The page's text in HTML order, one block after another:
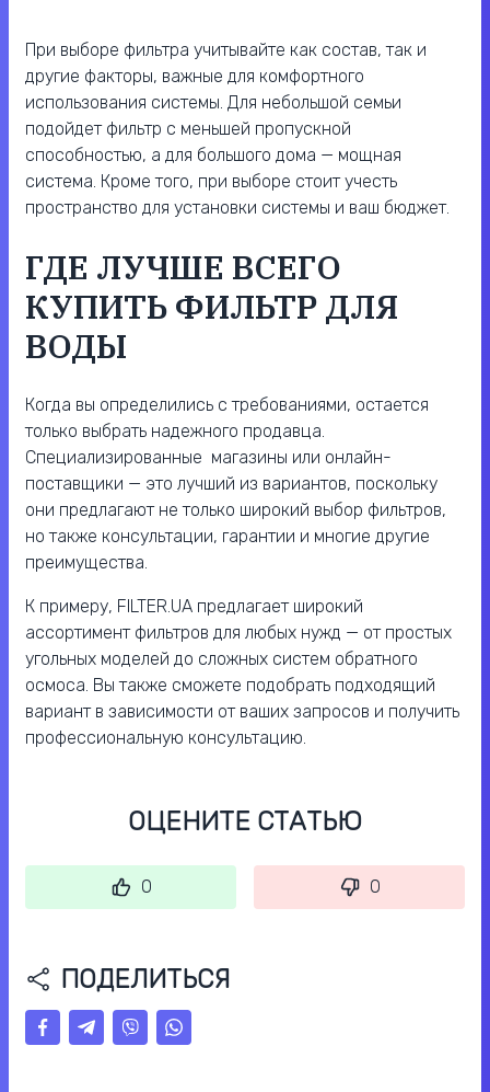
При выборе фильтра учитывайте как состав, так и
другие факторы, важные для комфортного
использования системы. Для небольшой семьи
подойдет фильтр с меньшей пропускной
способностью, а для большого дома — мощная
система. Кроме того, при выборе стоит учесть
пространство для установки системы и ваш бюджет.
ГДЕ ЛУЧШЕ ВСЕГО
КУПИТЬ ФИЛЬТР ДЛЯ
ВОДЫ
Когда вы определились с требованиями, остается
только выбрать надежного продавца.
Специализированные магазины или онлайн-
поставщики — это лучший из вариантов, поскольку
они предлагают не только широкий выбор фильтров,
но также консультации, гарантии и многие другие
преимущества.
К примеру, FILTER.UA предлагает широкий
ассортимент фильтров для любых нужд — от простых
угольных моделей до сложных систем обратного
осмоса. Вы также сможете подобрать подходящий
вариант в зависимости от ваших запросов и получить
профессиональную консультацию.
ОЦЕНИТЕ СТАТЬЮ
0 0
ПОДЕЛИТЬСЯ